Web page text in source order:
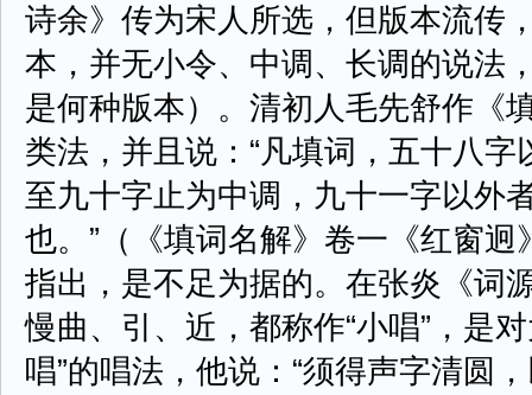
诗余》传为宋人所选，但版本流传
本，并无小令、中调、长调的说法
是何种版本）。清初人毛先舒作《
类法，并且说：“凡填词，五十八
至九十字止为中调，九十一字以外
也。”（《填词名解》卷一《红窗
指出，是不足为据的。在张炎《词
慢曲、引、近，都称作“小唱”，是
唱”的唱法，他说：“须得声字清圆